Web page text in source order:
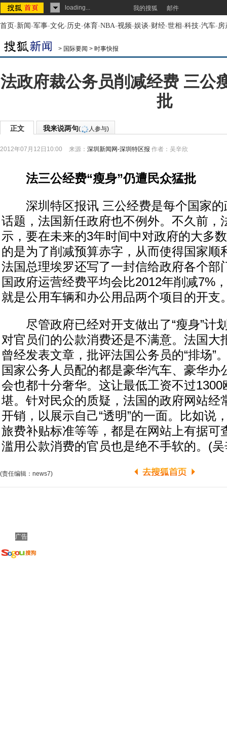
loading... 我的搜狐 邮件
首页-新闻-军事-文化-历史-体育-NBA-视频-娱谈-财经-世相-科技-汽车-房
> 国际要闻 > 时事快报
法政府裁公务员削减经费 三公
批
正文 我来说两句( 人参与)
2012年07月12日10:00 来源： 深圳新闻网-深圳特区报 作者：吴辛欣
法三公经费“瘦身”仍遭民众猛批
深圳特区报讯 三公经费是每个国家的
话题，法国新任政府也不例外。不久前，
示，要在未来的3年时间中对政府的大多
的是为了削减预算赤字，从而使得国家顺
法国总理埃罗还写了一封信给政府各个部
国政府运营经费平均会比2012年削减7%
就是公用车辆和办公用品两个项目的开支
尽管政府已经对开支做出了“瘦身”计
对官员们的公款消费还是不满意。法国大
曾经发表文章，批评法国公务员的“排场”
国家公务人员配的都是豪华汽车、豪华办
会也都十分奢华。这让最低工资不过
堪。针对民众的质疑，法国的政府网站经
开销，以展示自己“透明”的一面。比如说
旅费补贴标准等等，都是在网站上有据可
滥用公款消费的官员也是绝不手软的。(
(责任编辑：news7)
广告